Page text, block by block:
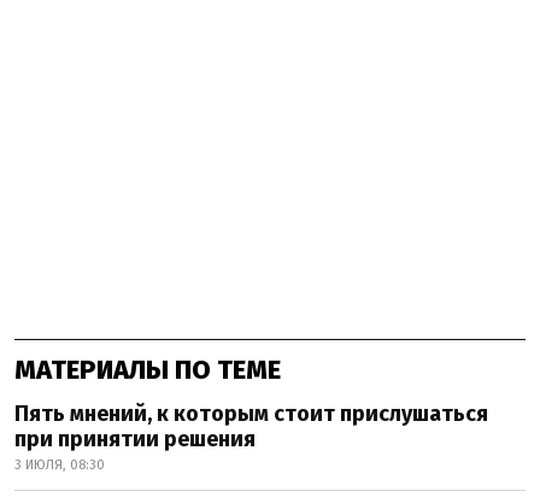
МАТЕРИАЛЫ ПО ТЕМЕ
Пять мнений, к которым стоит прислушаться
при принятии решения
3 ИЮЛЯ, 08:30